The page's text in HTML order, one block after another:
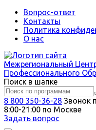
Вопрос-ответ
Контакты
Политика
О нас
Межрегиональный
Профессионального
Поиск в шапке
8 800 350-36-28 Звонок
8:00-21:00 по Москве
Задать вопрос